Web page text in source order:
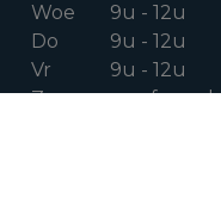
Woe
9u - 12u
Do
9u - 12u
Vr
9u - 12u
Za
op afspraak